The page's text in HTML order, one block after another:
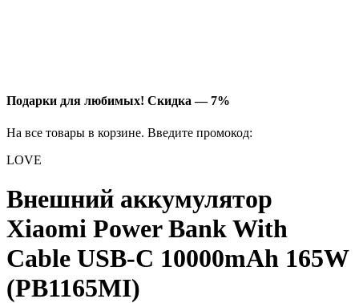
Подарки для любимых! Скидка — 7%
На все товары в корзине. Введите промокод:
LOVE
Внешний аккумулятор
Xiaomi Power Bank With
Cable USB-C 10000mAh 165W
(PB1165MI)